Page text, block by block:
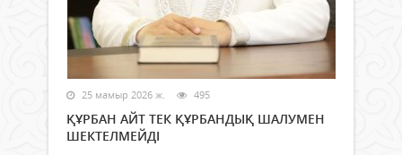
25 мамыр 2026 ж. 495
ҚҰРБАН АЙТ ТЕК ҚҰРБАНДЫҚ ШАЛУМЕН
ШЕКТЕЛМЕЙДІ